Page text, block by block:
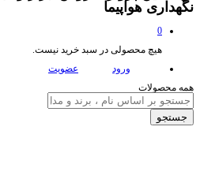
نگهداری هواپیما
0
هیچ محصولی در سبد خرید نیست.
ورود
عضویت
همه محصولات
جستجو